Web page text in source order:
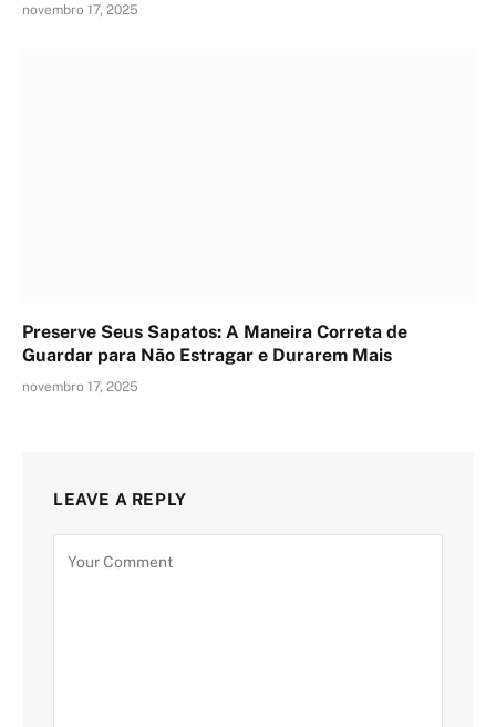
novembro 17, 2025
Preserve Seus Sapatos: A Maneira Correta de
Guardar para Não Estragar e Durarem Mais
novembro 17, 2025
LEAVE A REPLY